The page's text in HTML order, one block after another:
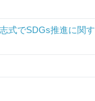
式でSDGs推進に関す